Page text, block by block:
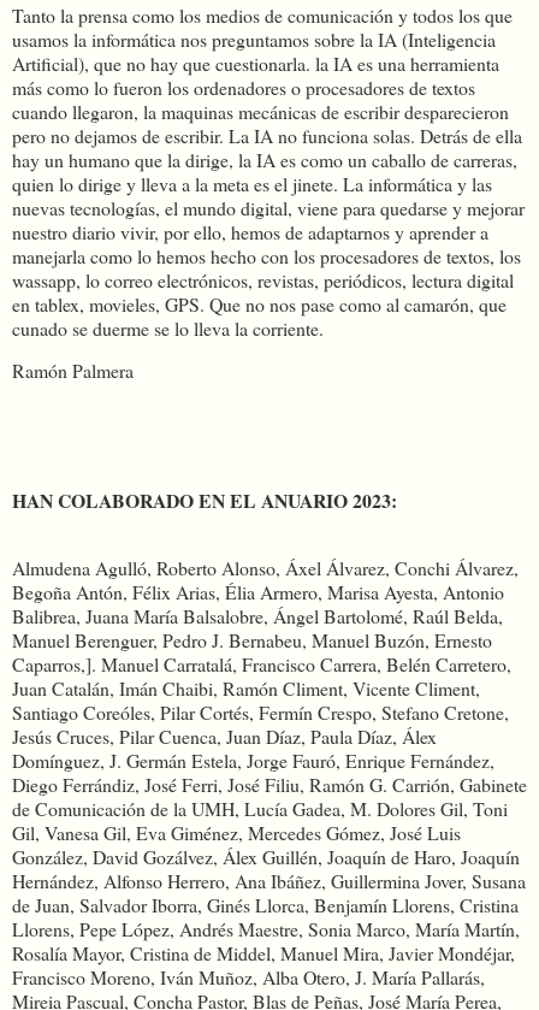
Tanto la prensa como los medios de comunicación y todos los que
usamos la informática nos preguntamos sobre la IA (Inteligencia
Artificial), que no hay que cuestionarla. la IA es una herramienta
más como lo fueron los ordenadores o procesadores de textos
cuando llegaron, la maquinas mecánicas de escribir desparecieron
pero no dejamos de escribir. La IA no funciona solas. Detrás de ella
hay un humano que la dirige, la IA es como un caballo de carreras,
quien lo dirige y lleva a la meta es el jinete. La informática y las
nuevas tecnologías, el mundo digital, viene para quedarse y mejorar
nuestro diario vivir, por ello, hemos de adaptarnos y aprender a
manejarla como lo hemos hecho con los procesadores de textos, los
wassapp, lo correo electrónicos, revistas, periódicos, lectura digital
en tablex, movieles, GPS. Que no nos pase como al camarón, que
cunado se duerme se lo lleva la corriente.
Ramón Palmera
HAN COLABORADO EN EL ANUARIO 2023:
Almudena Agulló, Roberto Alonso, Áxel Álvarez, Conchi Álvarez,
Begoña Antón, Félix Arias, Élia Armero, Marisa Ayesta, Antonio
Balibrea, Juana María Balsalobre, Ángel Bartolomé, Raúl Belda,
Manuel Berenguer, Pedro J. Bernabeu, Manuel Buzón, Ernesto
Caparros,]. Manuel Carratalá, Francisco Carrera, Belén Carretero,
Juan Catalán, Imán Chaibi, Ramón Climent, Vicente Climent,
Santiago Coreóles, Pilar Cortés, Fermín Crespo, Stefano Cretone,
Jesús Cruces, Pilar Cuenca, Juan Díaz, Paula Díaz, Álex
Domínguez, J. Germán Estela, Jorge Fauró, Enrique Fernández,
Diego Ferrándiz, José Ferri, José Filiu, Ramón G. Carrión, Gabinete
de Comunicación de la UMH, Lucía Gadea, M. Dolores Gil, Toni
Gil, Vanesa Gil, Eva Giménez, Mercedes Gómez, José Luis
González, David Gozálvez, Álex Guillén, Joaquín de Haro, Joaquín
Hernández, Alfonso Herrero, Ana Ibáñez, Guillermina Jover, Susana
de Juan, Salvador Iborra, Ginés Llorca, Benjamín Llorens, Cristina
Llorens, Pepe López, Andrés Maestre, Sonia Marco, María Martín,
Rosalía Mayor, Cristina de Middel, Manuel Mira, Javier Mondéjar,
Francisco Moreno, Iván Muñoz, Alba Otero, J. María Pallarás,
Mireia Pascual, Concha Pastor, Blas de Peñas, José María Perea,